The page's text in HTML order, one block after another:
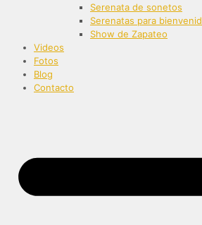
Serenata de sonetos
Serenatas para
Show de Zapateo
Videos
Fotos
Blog
Contacto